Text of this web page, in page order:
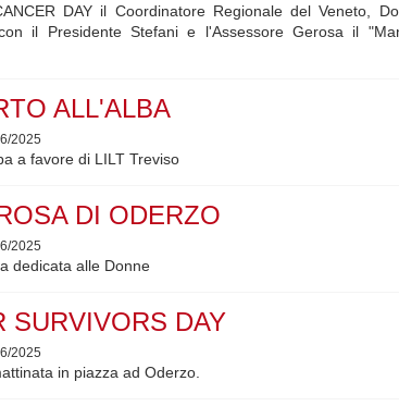
DAY il Coordinatore Regionale del Veneto,
il Presidente Stefani e l'Assessore Gerosa il
ALL'ALBA
2025
a favore di LILT Treviso
DI ODERZO
2025
dedicata alle Donne
SURVIVORS DAY
2025
in piazza ad Oderzo.